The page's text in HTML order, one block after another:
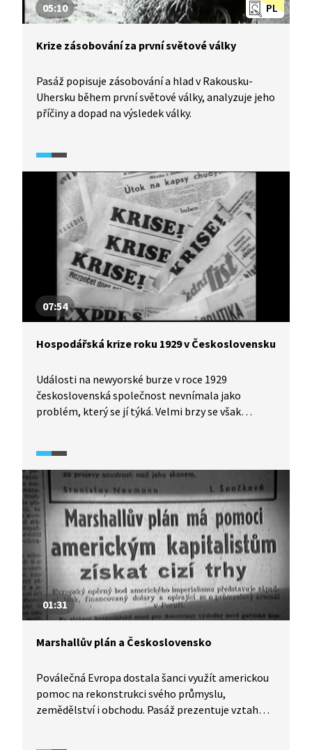
PL
05:10
Krize zásobování za první světové války
Pasáž popisuje zásobování a hlad v Rakousku-
Uhersku během první světové války, analyzuje jeho
příčiny a dopad na výsledek války.
07:54
Hospodářská krize roku 1929 v Československu
Události na newyorské burze v roce 1929
československá společnost nevnímala jako
problém, který se jí týká. Velmi brzy se však
všeobecně rozšířenému přesvědčení o lesku první
republiky. Do začátku druhé světové války se
československé hospodářství z krize
nevzpamatovalo.
01:31
Marshallův plán a Československo
Poválečná Evropa dostala šanci využít americkou
pomoc na rekonstrukci svého průmyslu,
zemědělství i obchodu. Pasáž prezentuje vztah